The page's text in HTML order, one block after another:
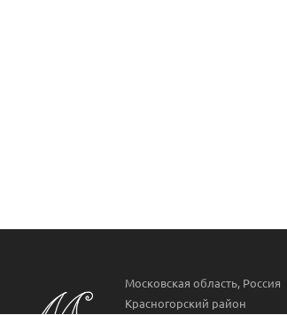
Московская область, Россия
Красногорский район